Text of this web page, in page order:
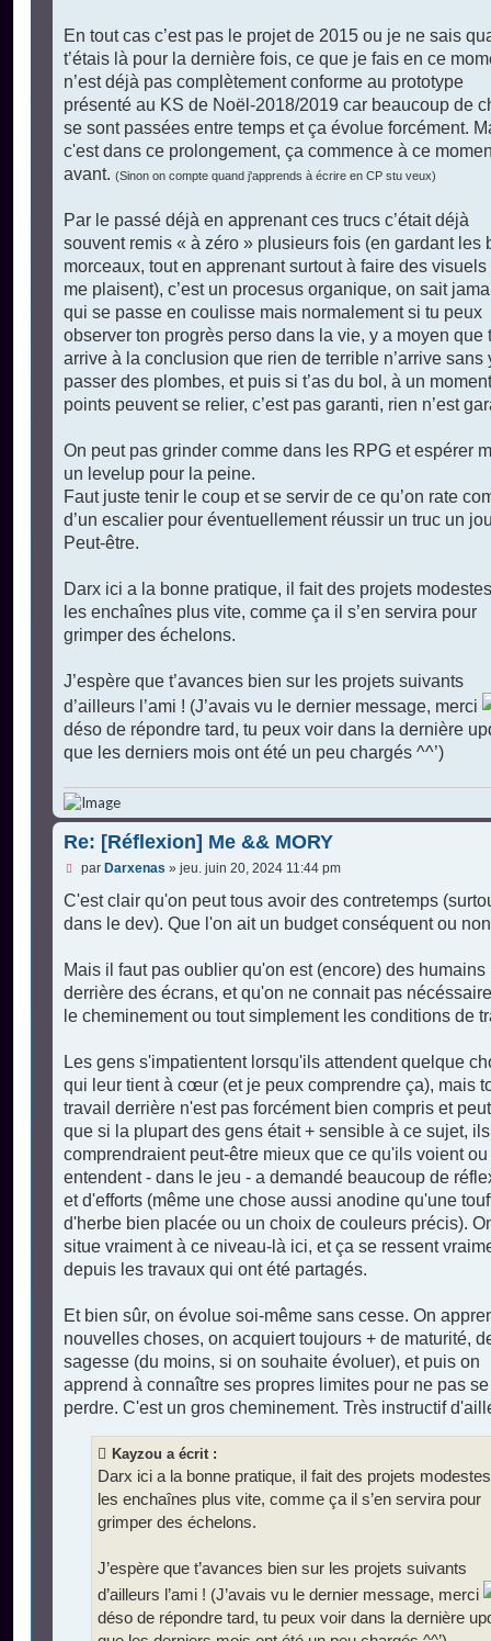
En tout cas c’est pas le projet de 2015 ou je ne sais
t’étais là pour la dernière fois, ce que je fais en ce
n’est déjà pas complètement conforme au prototype
présenté au KS de Noël-2018/2019 car beaucoup de
se sont passées entre temps et ça évolue forcément.
c'est dans ce prolongement, ça commence à ce
avant. (Sinon on compte quand j'apprends à écrire en CP stu veux)
Par le passé déjà en apprenant ces trucs c’était déjà
souvent remis « à zéro » plusieurs fois (en gardant les
morceaux, tout en apprenant surtout à faire des visuels
me plaisent), c’est un procesus organique, on sait
qui se passe en coulisse mais normalement si tu peux
observer ton progrès perso dans la vie, y a moyen que
arrive à la conclusion que rien de terrible n’arrive sans
passer des plombes, et puis si t’as du bol, à un
points peuvent se relier, c’est pas garanti, rien n’est
On peut pas grinder comme dans les RPG et espérer
un levelup pour la peine.
Faut juste tenir le coup et se servir de ce qu’on rate
d’un escalier pour éventuellement réussir un truc un
Peut-être.
Darx ici a la bonne pratique, il fait des projets
les enchaînes plus vite, comme ça il s’en servira pour
grimper des échelons.
J’espère que t’avances bien sur les projets suivants
d’ailleurs l’ami ! (J’avais vu le dernier message, merci
déso de répondre tard, tu peux voir dans la dernière
que les derniers mois ont été un peu chargés ^^’)
Re: [Réflexion] Me && MORY
M
s
a
n
o
l
par Darxenas » jeu. juin 20, 2024 11:44 pm
C'est clair qu'on peut tous avoir des contretemps
dans le dev). Que l'on ait un budget conséquent ou
Mais il faut pas oublier qu'on est (encore) des humains
derrière des écrans, et qu'on ne connait pas
le cheminement ou tout simplement les conditions de
Les gens s'impatientent lorsqu'ils attendent quelque
qui leur tient à cœur (et je peux comprendre ça), mais
travail derrière n'est pas forcément bien compris et
que si la plupart des gens était + sensible à ce sujet, ils
comprendraient peut-être mieux que ce qu'ils voient ou
entendent - dans le jeu - a demandé beaucoup de
et d'efforts (même une chose aussi anodine qu'une
d'herbe bien placée ou un choix de couleurs précis).
situe vraiment à ce niveau-là ici, et ça se ressent
depuis les travaux qui ont été partagés.
Et bien sûr, on évolue soi-même sans cesse. On
nouvelles choses, on acquiert toujours + de maturité,
sagesse (du moins, si on souhaite évoluer), et puis on
apprend à connaître ses propres limites pour ne pas se
perdre. C'est un gros cheminement. Très instructif
Kayzou a écrit :
Darx ici a la bonne pratique, il fait des projets
les enchaînes plus vite, comme ça il s’en servira pour
grimper des échelons.
J’espère que t’avances bien sur les projets suivants
d’ailleurs l’ami ! (J’avais vu le dernier message, merci
déso de répondre tard, tu peux voir dans la dernière